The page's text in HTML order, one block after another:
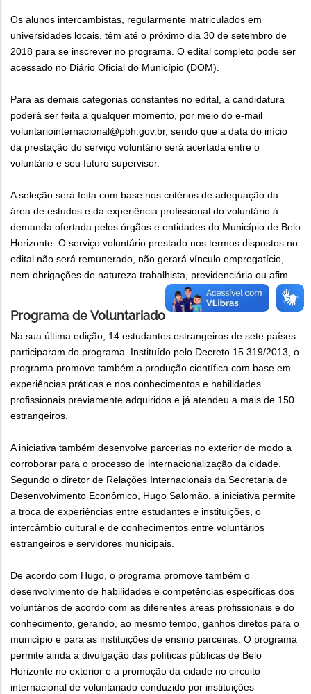
Os alunos intercambistas, regularmente matriculados em
universidades locais, têm até o próximo dia 30 de setembro de
2018 para se inscrever no programa. O edital completo pode ser
acessado no Diário Oficial do Município (DOM).
Para as demais categorias constantes no edital, a candidatura
poderá ser feita a qualquer momento, por meio do e-mail
voluntariointernacional@pbh.gov.br, sendo que a data do início
da prestação do serviço voluntário será acertada entre o
voluntário e seu futuro supervisor.
A seleção será feita com base nos critérios de adequação da
área de estudos e da experiência profissional do voluntário à
demanda ofertada pelos órgãos e entidades do Município de Belo
Horizonte. O serviço voluntário prestado nos termos dispostos no
edital não será remunerado, não gerará vínculo empregatício,
nem obrigações de natureza trabalhista, previdenciária ou afim.
Programa de Voluntariado
Na sua última edição, 14 estudantes estrangeiros de sete países
participaram do programa. Instituído pelo Decreto 15.319/2013, o
programa promove também a produção científica com base em
experiências práticas e nos conhecimentos e habilidades
profissionais previamente adquiridos e já atendeu a mais de 150
estrangeiros.
A iniciativa também desenvolve parcerias no exterior de modo a
corroborar para o processo de internacionalização da cidade.
Segundo o diretor de Relações Internacionais da Secretaria de
Desenvolvimento Econômico, Hugo Salomão, a iniciativa permite
a troca de experiências entre estudantes e instituições, o
intercâmbio cultural e de conhecimentos entre voluntários
estrangeiros e servidores municipais.
De acordo com Hugo, o programa promove também o
desenvolvimento de habilidades e competências específicas dos
voluntários de acordo com as diferentes áreas profissionais e do
conhecimento, gerando, ao mesmo tempo, ganhos diretos para o
município e para as instituições de ensino parceiras. O programa
permite ainda a divulgação das políticas públicas de Belo
Horizonte no exterior e a promoção da cidade no circuito
internacional de voluntariado conduzido por instituições